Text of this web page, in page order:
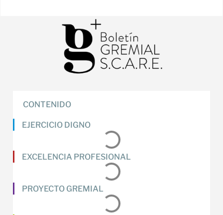
CONTENIDO
EJERCICIO DIGNO
EXCELENCIA PROFESIONAL
PROYECTO GREMIAL